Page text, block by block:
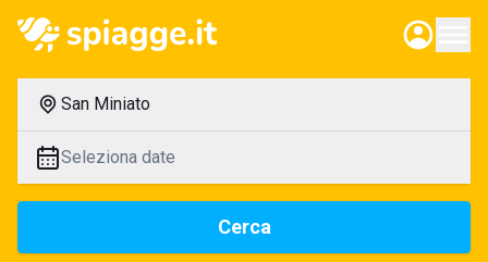
San Miniato
Seleziona date
Cerca